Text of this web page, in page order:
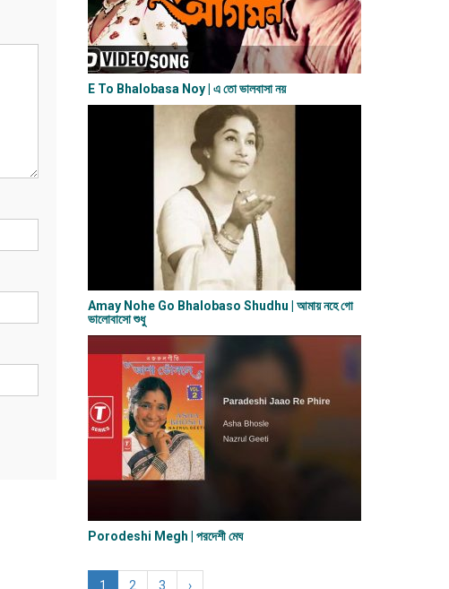
E To Bhalobasa Noy | এ তো ভালবাসা ন​য়
Amay Nohe Go Bhalobaso Shudhu | আমায় নহে গো
ভালোবাসো শুধু
Porodeshi Megh | পরদেশী মেঘ
1 2 3 ›